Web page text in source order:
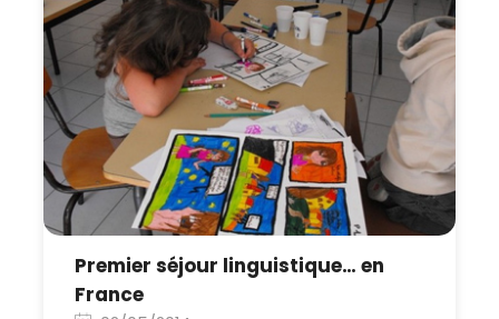
Premier séjour linguistique… en
France